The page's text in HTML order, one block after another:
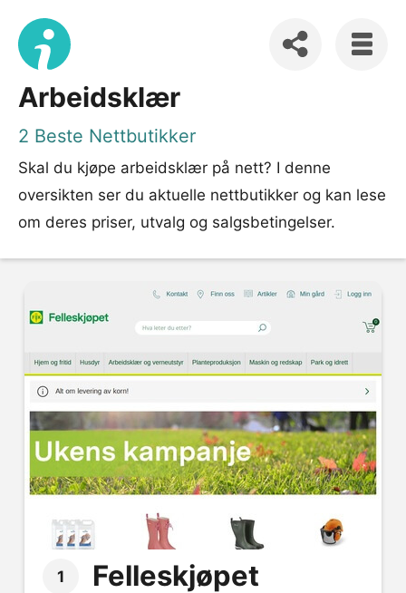
Arbeidsklær
2 Beste Nettbutikker
Skal du kjøpe arbeidsklær på nett? I denne
oversikten ser du aktuelle nettbutikker og kan lese
om deres priser, utvalg og salgsbetingelser.
1 Felleskjøpet